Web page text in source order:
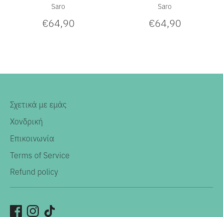
Saro
€64,90
Saro
€64,90
Σχετικά με εμάς
Χονδρική
Επικοινωνία
Terms of Service
Refund policy